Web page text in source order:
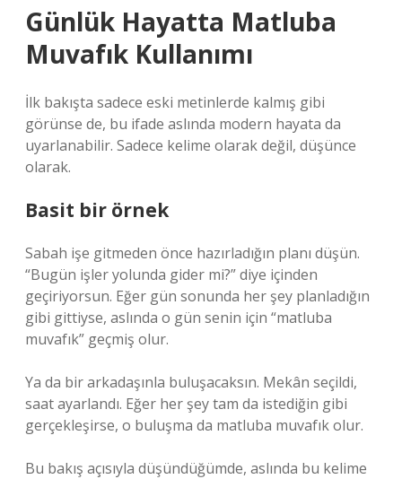
Günlük Hayatta Matluba
Muvafık Kullanımı
İlk bakışta sadece eski metinlerde kalmış gibi
görünse de, bu ifade aslında modern hayata da
uyarlanabilir. Sadece kelime olarak değil, düşünce
olarak.
Basit bir örnek
Sabah işe gitmeden önce hazırladığın planı düşün.
“Bugün işler yolunda gider mi?” diye içinden
geçiriyorsun. Eğer gün sonunda her şey planladığın
gibi gittiyse, aslında o gün senin için “matluba
muvafık” geçmiş olur.
Ya da bir arkadaşınla buluşacaksın. Mekân seçildi,
saat ayarlandı. Eğer her şey tam da istediğin gibi
gerçekleşirse, o buluşma da matluba muvafık olur.
Bu bakış açısıyla düşündüğümde, aslında bu kelime